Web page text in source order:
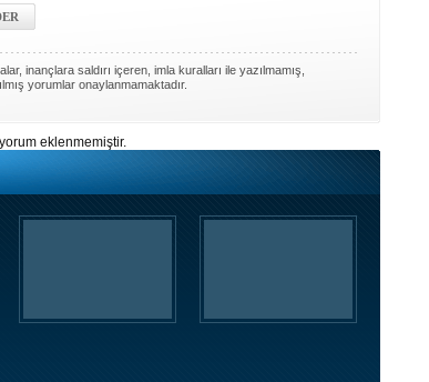
inançlara saldırı içeren, imla kuralları ile yazılmamış,
yorumlar onaylanmamaktadır.
eklenmemiştir.